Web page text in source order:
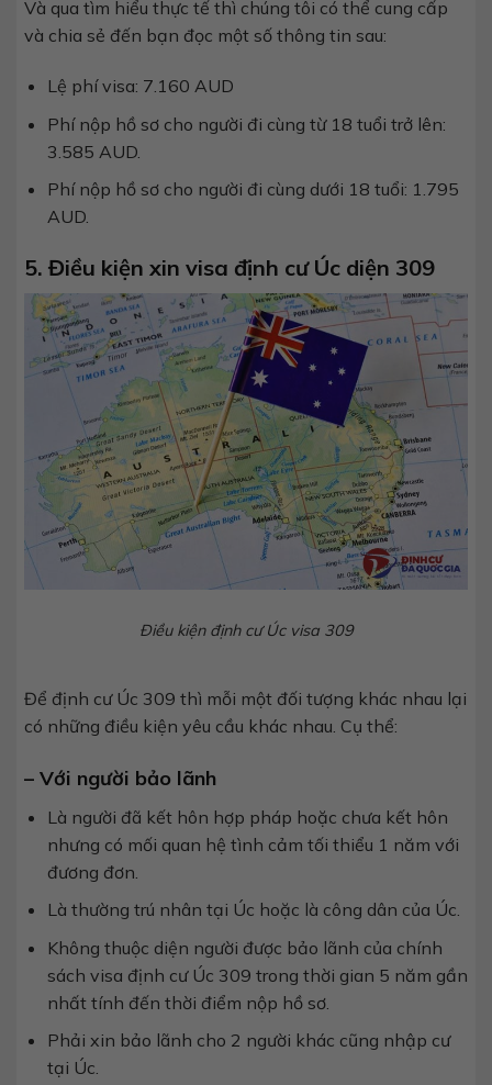
Và qua tìm hiểu thực tế thì chúng tôi có thể cung cấp
và chia sẻ đến bạn đọc một số thông tin sau:
Lệ phí visa: 7.160 AUD
Phí nộp hồ sơ cho người đi cùng từ 18 tuổi trở lên:
3.585 AUD.
Phí nộp hồ sơ cho người đi cùng dưới 18 tuổi: 1.795
AUD.
5. Điều kiện xin visa định cư Úc diện 309
Điều kiện định cư Úc visa 309
Để định cư Úc 309 thì mỗi một đối tượng khác nhau lại
có những điều kiện yêu cầu khác nhau. Cụ thể:
– Với người bảo lãnh
Là người đã kết hôn hợp pháp hoặc chưa kết hôn
nhưng có mối quan hệ tình cảm tối thiểu 1 năm với
đương đơn.
Là thường trú nhân tại Úc hoặc là công dân của Úc.
Không thuộc diện người được bảo lãnh của chính
sách visa định cư Úc 309 trong thời gian 5 năm gần
nhất tính đến thời điểm nộp hồ sơ.
Phải xin bảo lãnh cho 2 người khác cũng nhập cư
tại Úc.